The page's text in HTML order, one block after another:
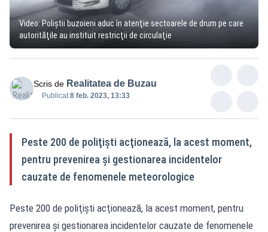
Video: Poliștii buzoieni aduc în atenţie sectoarele de drum pe care
autorităţile au instituit restricţii de circulaţie
Scris de Realitatea de Buzau
Publicat:8 feb. 2023, 13:33
Peste 200 de poliţişti acţionează, la acest moment,
pentru prevenirea şi gestionarea incidentelor
cauzate de fenomenele meteorologice
Peste 200 de poliţişti acţionează, la acest moment, pentru
prevenirea şi gestionarea incidentelor cauzate de fenomenele